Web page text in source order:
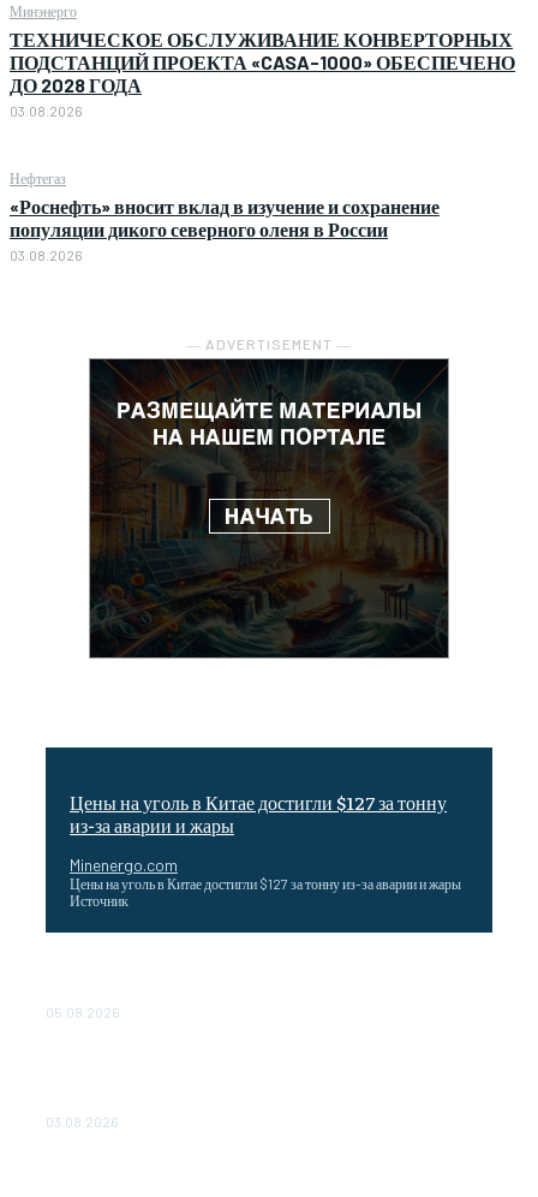
Минэнерго
ТЕХНИЧЕСКОЕ ОБСЛУЖИВАНИЕ КОНВЕРТОРНЫХ
ПОДСТАНЦИЙ ПРОЕКТА «CASA-1000» ОБЕСПЕЧЕНО
ДО 2028 ГОДА
03.08.2026
Нефтегаз
«Роснефть» вносит вклад в изучение и сохранение
популяции дикого северного оленя в России
03.08.2026
― ADVERTISEMENT ―
Цены на уголь в Китае достигли $127 за тонну
из-за аварии и жары
Minenergo.com
Цены на уголь в Китае достигли $127 за тонну из-за аварии и жары
Источник
05.08.2026
03.08.2026